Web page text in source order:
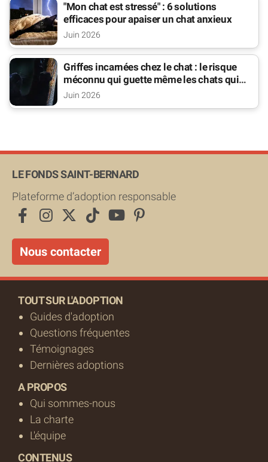
"Mon chat est stressé" : 6 solutions
efficaces pour apaiser un chat anxieux
Juin 2026
Griffes incarnées chez le chat : le risque
méconnu qui guette même les chats qui
sortent
Juin 2026
LE FONDS SAINT-BERNARD
Plateforme d’adoption responsable
Nous contacter
TOUT SUR L'ADOPTION
Guides d'adoption
Questions fréquentes
Témoignages
Dernières adoptions
A PROPOS
Qui sommes-nous
La charte
L'équipe
CONTENUS